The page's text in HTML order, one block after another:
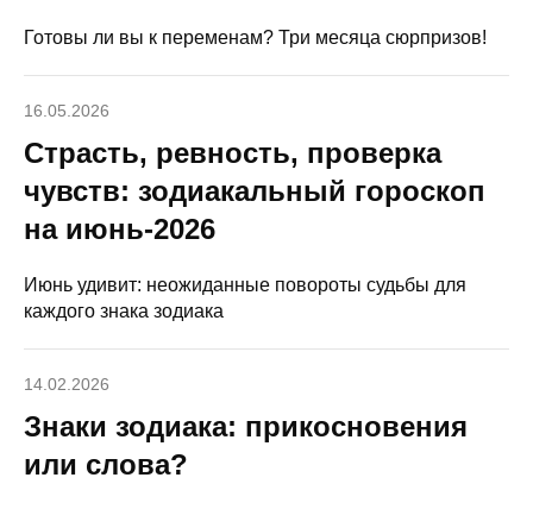
Готовы ли вы к переменам? Три месяца сюрпризов!
16.05.2026
Страсть, ревность, проверка
чувств: зодиакальный гороскоп
на июнь-2026
Июнь удивит: неожиданные повороты судьбы для
каждого знака зодиака
14.02.2026
Знаки зодиака: прикосновения
или слова?